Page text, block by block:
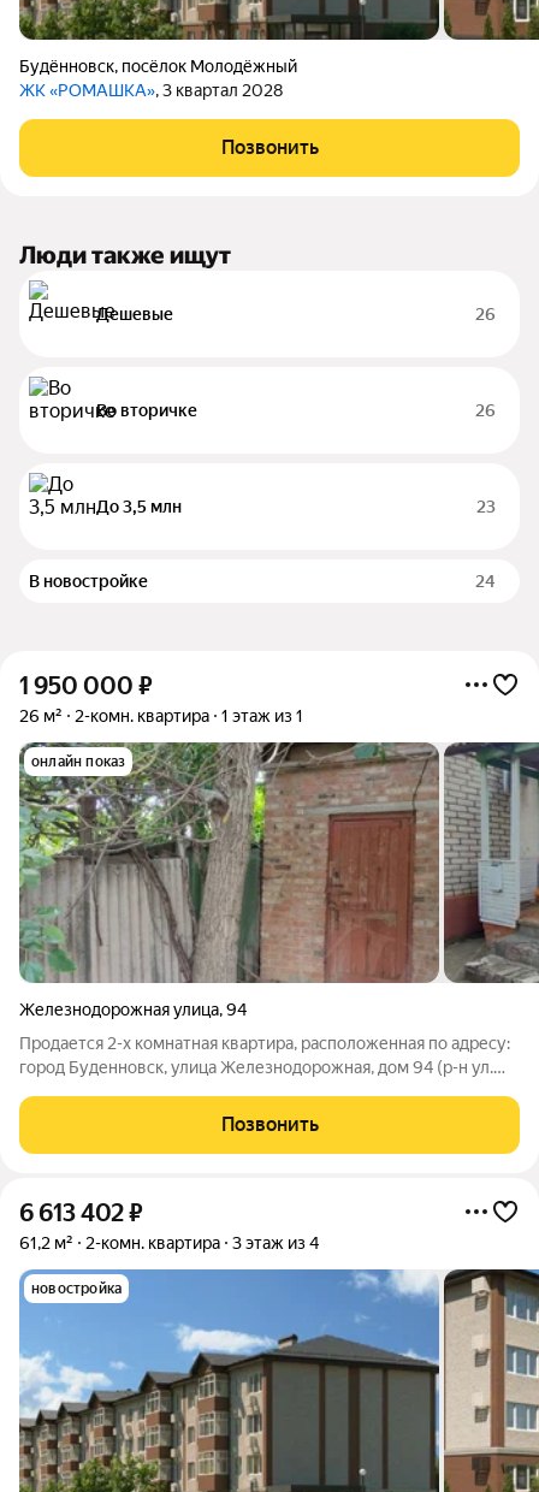
Будённовск, посёлок Молодёжный
ЖК «РОМАШКА», 3 квартал 2028
Позвонить
Люди также ищут
Дешевые 26
Во вторичке 26
До 3,5 млн 23
В новостройке 24
1 950 000 ₽
26 м² 2-комн. квартира 1 этаж из 1
онлайн показ
Железнодорожная улица,94
Продается 2-х комнатная квартира, расположенная по адресу:
город Буденновск, улица Железнодорожная, дом 94 (р-н ул.
совмещен, индивидуальное отопление (новый котел -
колонка), сантехника новая,
Позвонить
6 613 402₽
61,2 м² 2-комн. квартира 3 этаж из 4
новостройка